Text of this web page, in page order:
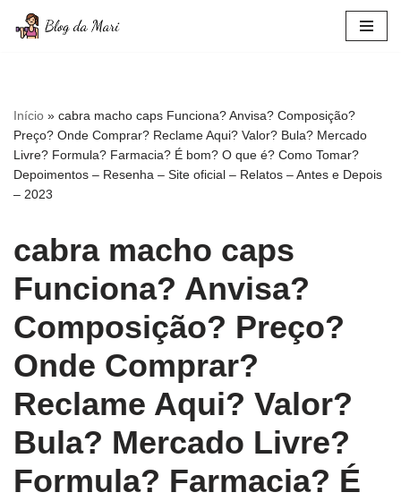
conteúdo
Início » cabra macho caps Funciona? Anvisa? Composição?
Preço? Onde Comprar? Reclame Aqui? Valor? Bula? Mercado
Livre? Formula? Farmacia? É bom? O que é? Como Tomar?
Depoimentos – Resenha – Site oficial – Relatos – Antes e Depois
– 2023
cabra macho caps
Funciona? Anvisa?
Composição? Preço?
Onde Comprar?
Reclame Aqui? Valor?
Bula? Mercado Livre?
Formula? Farmacia? É